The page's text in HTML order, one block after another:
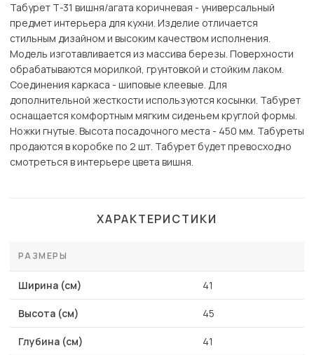
Табурет Т-31 вишня/агата коричневая - универсальный
предмет интерьера для кухни. Изделие отличается
стильным дизайном и высоким качеством исполнения.
Модель изготавливается из массива березы. Поверхности
обрабатываются морилкой, грунтовкой и стойким лаком.
Соединения каркаса - шиповые клеевые. Для
дополнительной жесткости используются косынки. Табурет
оснащается комфортным мягким сиденьем круглой формы.
Ножки гнутые. Высота посадочного места - 450 мм. Табуреты
продаются в коробке по 2 шт. Табурет будет превосходно
смотреться в интерьере цвета вишня.
ХАРАКТЕРИСТИКИ
РАЗМЕРЫ
Ширина (см) 41
Высота (см) 45
Глубина (см) 41